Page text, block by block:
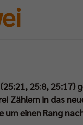
25:8, 25:17)
Zählern in das
einen Rang